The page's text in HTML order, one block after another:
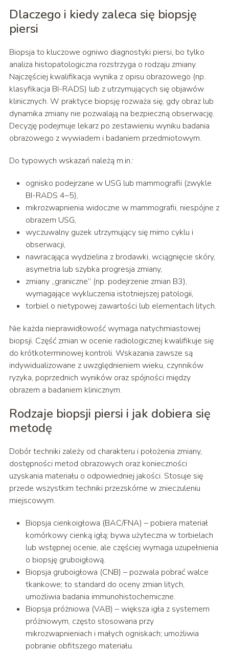
Dlaczego i kiedy zaleca się biopsję
piersi
Biopsja to kluczowe ogniwo diagnostyki piersi, bo tylko
analiza histopatologiczna rozstrzyga o rodzaju zmiany.
Najczęściej kwalifikacja wynika z opisu obrazowego (np.
klasyfikacja BI-RADS) lub z utrzymujących się objawów
klinicznych. W praktyce biopsję rozważa się, gdy obraz lub
dynamika zmiany nie pozwalają na bezpieczną obserwację.
Decyzję podejmuje lekarz po zestawieniu wyniku badania
obrazowego z wywiadem i badaniem przedmiotowym.
Do typowych wskazań należą m.in.:
ognisko podejrzane w USG lub mammografii (zwykle
BI-RADS 4–5),
mikrozwapnienia widoczne w mammografii, niespójne z
obrazem USG,
wyczuwalny guzek utrzymujący się mimo cyklu i
obserwacji,
nawracająca wydzielina z brodawki, wciągnięcie skóry,
asymetria lub szybka progresja zmiany,
zmiany „graniczne” (np. podejrzenie zmian B3),
wymagające wykluczenia istotniejszej patologii,
torbiel o nietypowej zawartości lub elementach litych.
Nie każda nieprawidłowość wymaga natychmiastowej
biopsji. Część zmian w ocenie radiologicznej kwalifikuje się
do krótkoterminowej kontroli. Wskazania zawsze są
indywidualizowane z uwzględnieniem wieku, czynników
ryzyka, poprzednich wyników oraz spójności między
obrazem a badaniem klinicznym.
Rodzaje biopsji piersi i jak dobiera się
metodę
Dobór techniki zależy od charakteru i położenia zmiany,
dostępności metod obrazowych oraz konieczności
uzyskania materiału o odpowiedniej jakości. Stosuje się
przede wszystkim techniki przezskórne w znieczuleniu
miejscowym.
Biopsja cienkoigłowa (BAC/FNA) – pobiera materiał
komórkowy cienką igłą; bywa użyteczna w torbielach
lub wstępnej ocenie, ale częściej wymaga uzupełnienia
o biopsję gruboigłową.
Biopsja gruboigłowa (CNB) – pozwala pobrać walce
tkankowe; to standard do oceny zmian litych,
umożliwia badania immunohistochemiczne.
Biopsja próżniowa (VAB) – większa igła z systemem
próżniowym, często stosowana przy
mikrozwapnieniach i małych ogniskach; umożliwia
pobranie obfitszego materiału.